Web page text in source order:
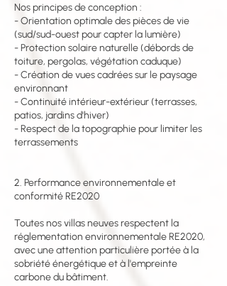
Nos principes de conception :
- Orientation optimale des pièces de vie
(sud/sud-ouest pour capter la lumière)
- Protection solaire naturelle (débords de
toiture, pergolas, végétation caduque)
- Création de vues cadrées sur le paysage
environnant
- Continuité intérieur-extérieur (terrasses,
patios, jardins d'hiver)
- Respect de la topographie pour limiter les
terrassements
2. Performance environnementale et
conformité RE2020
Toutes nos villas neuves respectent la
réglementation environnementale RE2020,
avec une attention particulière portée à la
sobriété énergétique et à l'empreinte
carbone du bâtiment.